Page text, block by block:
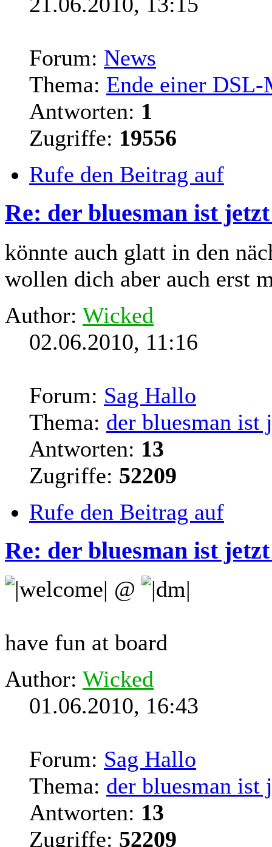
Forum: News
Thema: Ende einer DSL-
Antworten: 1
Zugriffe: 19556
Rufe den Beitrag auf
Re: der bluesman ist
könnte auch glatt in den
wollen dich aber auch erst
Author: Wicked
02.06.2010, 11:16
Forum: Sag Hallo
Thema: der bluesman ist
Antworten: 13
Zugriffe: 52209
Rufe den Beitrag auf
Re: der bluesman ist
@
have fun at board
Author: Wicked
01.06.2010, 16:43
Forum: Sag Hallo
Thema: der bluesman ist
Antworten: 13
Zugriffe: 52209